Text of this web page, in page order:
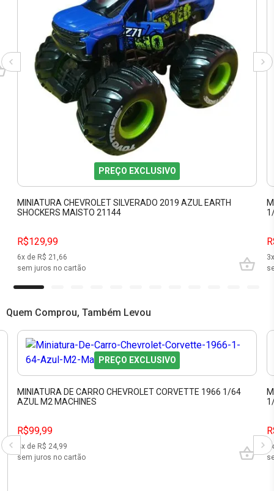
PREÇO EXCLUSIVO
MINIATURA CHEVROLET SILVERADO 2019 AZUL EARTH
SHOCKERS MAISTO 21144
R$129,99
6x de R$ 21,66
sem juros no cartão
3
Quem Comprou, Também Levou
PREÇO EXCLUSIVO
MINIATURA DE CARRO CHEVROLET CORVETTE 1966 1/64
AZUL M2 MACHINES
R$99,99
4x de R$ 24,99
sem juros no cartão